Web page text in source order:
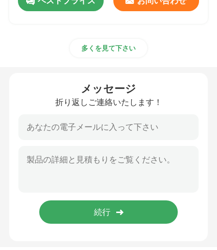
多くを見て下さい
メッセージ
折り返しご連絡いたします！